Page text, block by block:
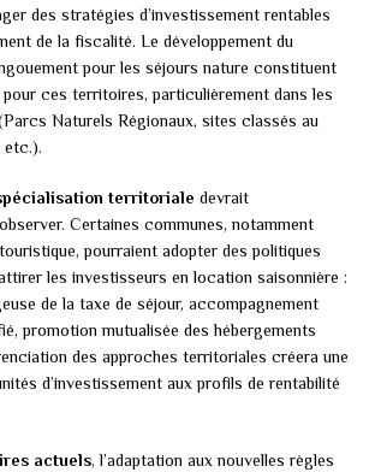
des stratégies d’investissement rentables
de la fiscalité. Le développement du
pour les séjours nature constituent
ces territoires, particulièrement dans les
Naturels Régionaux, sites classés au
etc.).
territoriale devrait
Certaines communes, notamment
pourraient adopter des politiques
les investisseurs en location saisonnière :
de la taxe de séjour, accompagnement
promotion mutualisée des hébergements
des approches territoriales créera une
d’investissement aux profils de rentabilité
actuels, l’adaptation aux nouvelles règles